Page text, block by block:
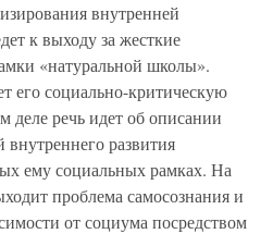
внутренней
к выходу за жесткие
«натуральной школы».
его социально-критическую
деле речь идет об описании
развития
ему социальных рамках. На
проблема самосознания и
от социума посредством